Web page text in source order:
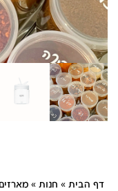
»חנות»מארזים»מארז 12 צנצנות | 250 מ"ל